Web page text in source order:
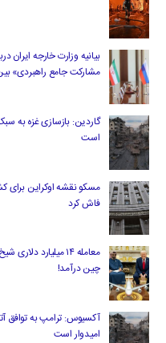
بیانیه وزارت خارجه ایران
مشارکت جامع راهبردی»
گاردین: بازسازی غزه به
است
مسکو نقشه اوکراین برای
فاش کرد
معامله ۱۴ میلیارد
چین درآمد!
امیدوار است